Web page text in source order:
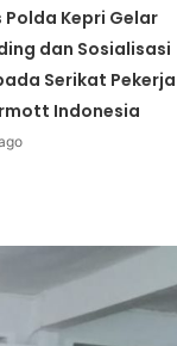
Kepri Gelar
dan Sosialisasi
Serikat Pekerja
Indonesia